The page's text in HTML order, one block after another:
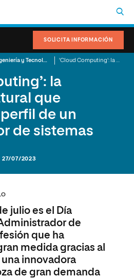
SOLICITA INFORMACIÓN
Ingeniería y Tecnología
la
que
de un
de sistemas
| 27/07/2023
julio es el Día
de
que ha
medida gracias al
innovadora
de gran demanda